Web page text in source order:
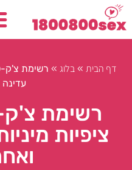
דף הבית »בלוג » רשימת צ'ק-
רשימת צ'ק-
ציפיות